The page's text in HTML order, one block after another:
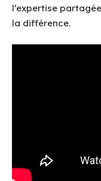
l’expertise
la différence.